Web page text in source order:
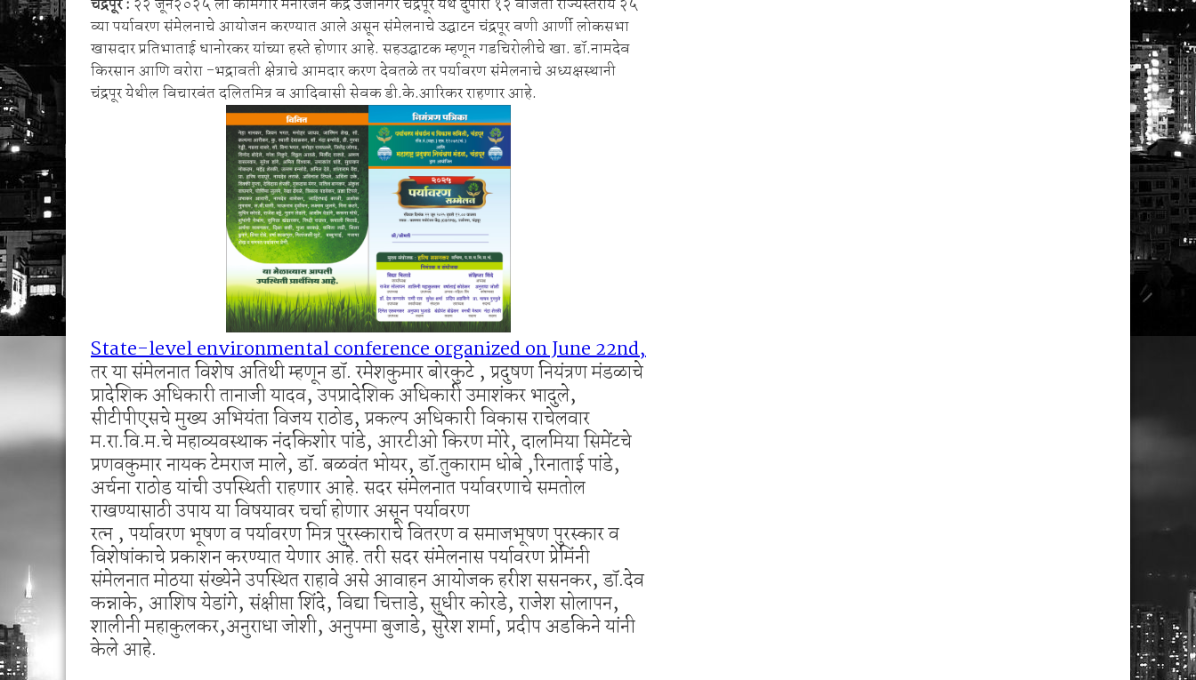
जिल्हातील पशुपालकांनी पशुवैद्यकीय सेवा, दुग्धव्यवसाय व विविध योजनांचा लाभ घ्यावा
मनसेच्या तालुका अध्यक्षा कल्पना पोतर्लावार यांनी बेकायदेशीर ऑनलाइन लॉटरीविरोधात पोलिसांना निवेदन
व्या पर्यावरण संमेलनाचे आयोजन करण्यात आले असून संमेलनाचे उद्घाटन चंद्रपूर वणी आर्णी लोकसभा
खासदार प्रतिभाताई धानोरकर यांच्या हस्ते होणार आहे. सहउद्घाटक म्हणून गडचिरोलीचे खा. डॉ.नामदेव
किरसान आणि वरोरा -भद्रावती क्षेत्राचे आमदार करण देवतळे तर पर्यावरण संमेलनाचे अध्यक्षस्थानी
चंद्रपूर येथील विचारवंत दलितमित्र व आदिवासी सेवक डी.के.आरिकर राहणार आहे.
State-level environmental conference organized on June 22nd,
तर या संमेलनात विशेष अतिथी म्हणून डॉ. रमेशकुमार बोरकुटे , प्रदुषण नियंत्रण मंडळाचे
प्रादेशिक अधिकारी तानाजी यादव, उपप्रादेशिक अधिकारी उमाशंकर भादुले,
सीटीपीएसचे मुख्य अभियंता विजय राठोड, प्रकल्प अधिकारी विकास राचेलवार
म.रा.वि.म.चे महाव्यवस्थाक नंदकिशोर पांडे, आरटीओ किरण मोरे, दालमिया सिमेंटचे
प्रणवकुमार नायक टेमराज माले, डॉ. बळवंत भोयर, डॉ.तुकाराम धोबे ,रिनाताई पांडे,
अर्चना राठोड यांची उपस्थिती राहणार आहे. सदर संमेलनात पर्यावरणाचे समतोल
राखण्यासाठी उपाय या विषयावर चर्चा होणार असून पर्यावरण
रत्न , पर्यावरण भूषण व पर्यावरण मित्र पुरस्काराचे वितरण व समाजभूषण पुरस्कार व
विशेषांकाचे प्रकाशन करण्यात येणार आहे. तरी सदर संमेलनास पर्यावरण प्रेमिंनी
संमेलनात मोठया संख्येने उपस्थित राहावे असे आवाहन आयोजक हरीश ससनकर, डॉ.देव
कन्नाके, आशिष येडांगे, संक्षीप्ता शिंदे, विद्या चित्ताडे, सुधीर कोरडे, राजेश सोलापन,
शालीनी महाकुलकर,अनुराधा जोशी, अनुपमा बुजाडे, सुरेश शर्मा, प्रदीप अडकिने यांनी
केले आहे.